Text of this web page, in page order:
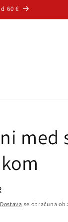
60 €
med
Dostava se obračuna ob